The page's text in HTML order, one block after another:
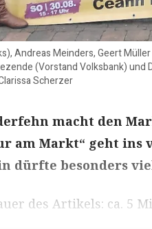
Andreas Meinders, Geert
(Vorstand Volksbank)
Scherzer
macht den
am Markt“ geht ins
dürfte besonders
des Artikels: ca. 5